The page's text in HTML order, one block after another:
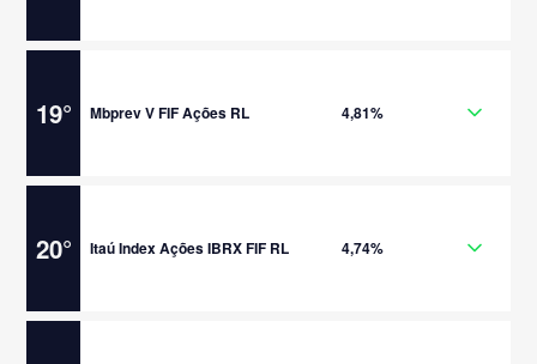
19° Mbprev V FIF Ações RL 4,81%
20° Itaú Index Ações IBRX FIF RL 4,74%